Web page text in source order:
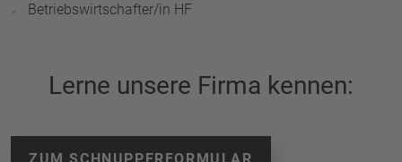
Betriebswirtschafter/in HF
Lerne unsere Firma kennen: